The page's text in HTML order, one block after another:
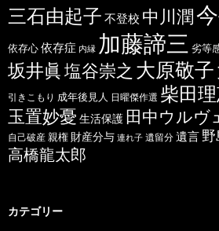
三石由起子 不登校 中川潤
依存心依存症 内縁 加藤諦三 劣等
坂井眞塩谷崇之 大原敬子
引きこもり 成年後見人 日曜傑作選 柴田
玉置妙憂 生活保護 田中ウルヴ
自己破産 親権 財産分与 連れ子 遺留分 遺言
高橋龍太郎
カテゴリー